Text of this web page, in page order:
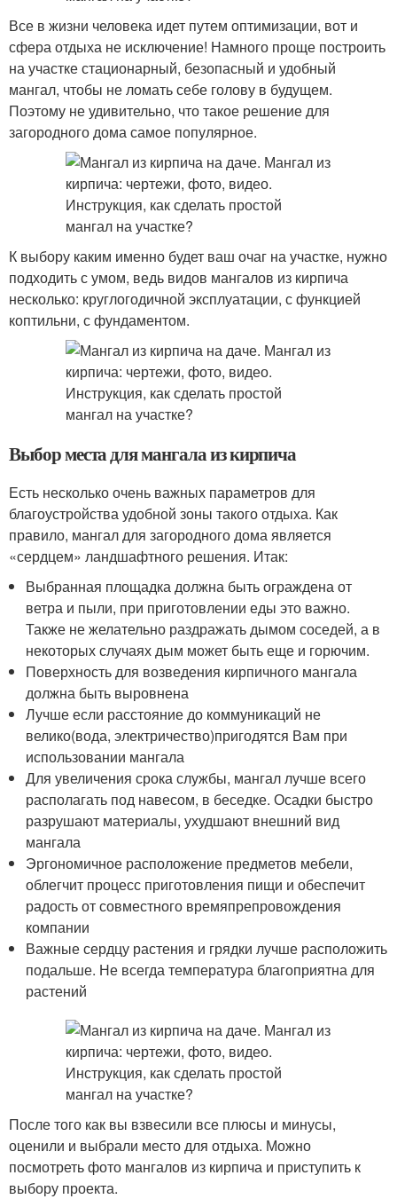
Все в жизни человека идет путем оптимизации, вот и
сфера отдыха не исключение! Намного проще построить
на участке стационарный, безопасный и удобный
мангал, чтобы не ломать себе голову в будущем.
Поэтому не удивительно, что такое решение для
загородного дома самое популярное.
К выбору каким именно будет ваш очаг на участке, нужно
подходить с умом, ведь видов мангалов из кирпича
несколько: круглогодичной эксплуатации, с функцией
коптильни, с фундаментом.
Выбор места для мангала из кирпича
Есть несколько очень важных параметров для
благоустройства удобной зоны такого отдыха. Как
правило, мангал для загородного дома является
«сердцем» ландшафтного решения. Итак:
Выбранная площадка должна быть ограждена от
ветра и пыли, при приготовлении еды это важно.
Также не желательно раздражать дымом соседей, а в
некоторых случаях дым может быть еще и горючим.
Поверхность для возведения кирпичного мангала
должна быть выровнена
Лучше если расстояние до коммуникаций не
велико(вода, электричество)пригодятся Вам при
использовании мангала
Для увеличения срока службы, мангал лучше всего
располагать под навесом, в беседке. Осадки быстро
разрушают материалы, ухудшают внешний вид
мангала
Эргономичное расположение предметов мебели,
облегчит процесс приготовления пищи и обеспечит
радость от совместного времяпрепровождения
компании
Важные сердцу растения и грядки лучше расположить
подальше. Не всегда температура благоприятна для
растений
После того как вы взвесили все плюсы и минусы,
оценили и выбрали место для отдыха. Можно
посмотреть фото мангалов из кирпича и приступить к
выбору проекта.